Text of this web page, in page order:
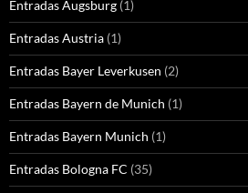
Entradas Augsburg (1)
Entradas Austria (1)
Entradas Bayer Leverkusen (2)
Entradas Bayern de Munich (1)
Entradas Bayern Munich (1)
Entradas Bologna FC (35)